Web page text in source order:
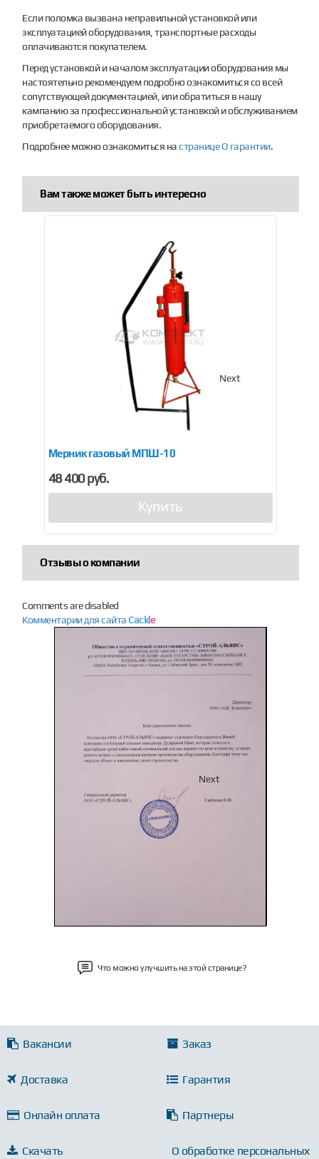
Если поломка вызвана неправильной установкой или
эксплуатацией оборудования, транспортные расходы
оплачиваются покупателем.
Перед установкой и началом эксплуатации оборудования мы
настоятельно рекомендуем подробно ознакомиться со всей
сопутствующей документацией, или обратиться в нашу
кампанию за профессиональной установкой и обслуживанием
приобретаемого оборудования.
Подробнее можно ознакомиться настранице О гарантии.
Вам также может быть интересно
Мерник газовый МПШ-10
48 400 руб.
Купить
Next
Отзывы о компании
Comments are disabled
Комментарии для сайта Cackle
Next
Что можно улучшить на этой странице?
Вакансии Заказ
Доставка Гарантия
Онлайн оплата Партнеры
Скачать О обработке персональных